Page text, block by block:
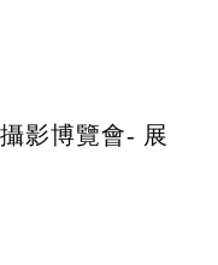
影博覽會- 展